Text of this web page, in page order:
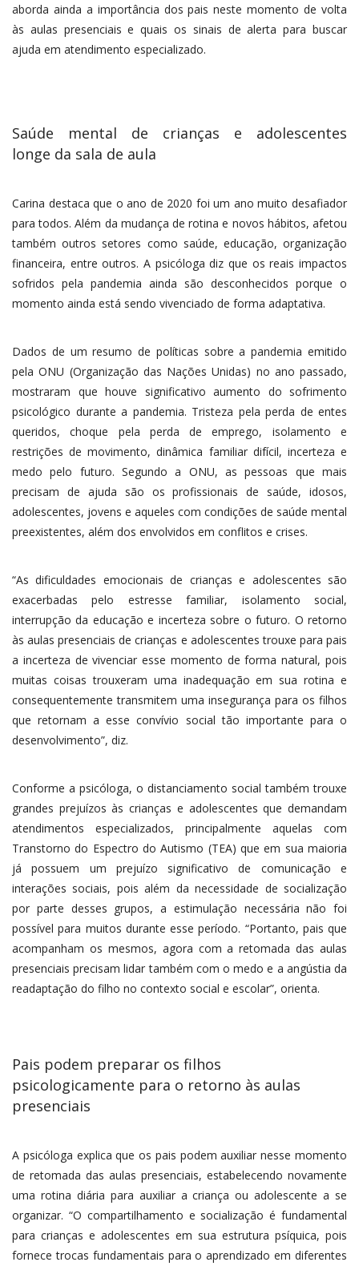
aborda ainda a importância dos pais neste momento de volta
às aulas presenciais e quais os sinais de alerta para buscar
ajuda em atendimento especializado.
Saúde mental de crianças e adolescentes
longe da sala de aula
Carina destaca que o ano de 2020 foi um ano muito desafiador
para todos. Além da mudança de rotina e novos hábitos, afetou
também outros setores como saúde, educação, organização
financeira, entre outros. A psicóloga diz que os reais impactos
sofridos pela pandemia ainda são desconhecidos porque o
momento ainda está sendo vivenciado de forma adaptativa.
Dados de um resumo de políticas sobre a pandemia emitido
pela ONU (Organização das Nações Unidas) no ano passado,
mostraram que houve significativo aumento do sofrimento
psicológico durante a pandemia. Tristeza pela perda de entes
queridos, choque pela perda de emprego, isolamento e
restrições de movimento, dinâmica familiar difícil, incerteza e
medo pelo futuro. Segundo a ONU, as pessoas que mais
precisam de ajuda são os profissionais de saúde, idosos,
adolescentes, jovens e aqueles com condições de saúde mental
preexistentes, além dos envolvidos em conflitos e crises.
“As dificuldades emocionais de crianças e adolescentes são
exacerbadas pelo estresse familiar, isolamento social,
interrupção da educação e incerteza sobre o futuro. O retorno
às aulas presenciais de crianças e adolescentes trouxe para pais
a incerteza de vivenciar esse momento de forma natural, pois
muitas coisas trouxeram uma inadequação em sua rotina e
consequentemente transmitem uma insegurança para os filhos
que retornam a esse convívio social tão importante para o
desenvolvimento”, diz.
Conforme a psicóloga, o distanciamento social também trouxe
grandes prejuízos às crianças e adolescentes que demandam
atendimentos especializados, principalmente aquelas com
Transtorno do Espectro do Autismo (TEA) que em sua maioria
já possuem um prejuízo significativo de comunicação e
interações sociais, pois além da necessidade de socialização
por parte desses grupos, a estimulação necessária não foi
possível para muitos durante esse período. “Portanto, pais que
acompanham os mesmos, agora com a retomada das aulas
presenciais precisam lidar também com o medo e a angústia da
readaptação do filho no contexto social e escolar”, orienta.
Pais podem preparar os filhos
psicologicamente para o retorno às aulas
presenciais
A psicóloga explica que os pais podem auxiliar nesse momento
de retomada das aulas presenciais, estabelecendo novamente
uma rotina diária para auxiliar a criança ou adolescente a se
organizar. “O compartilhamento e socialização é fundamental
para crianças e adolescentes em sua estrutura psíquica, pois
fornece trocas fundamentais para o aprendizado em diferentes